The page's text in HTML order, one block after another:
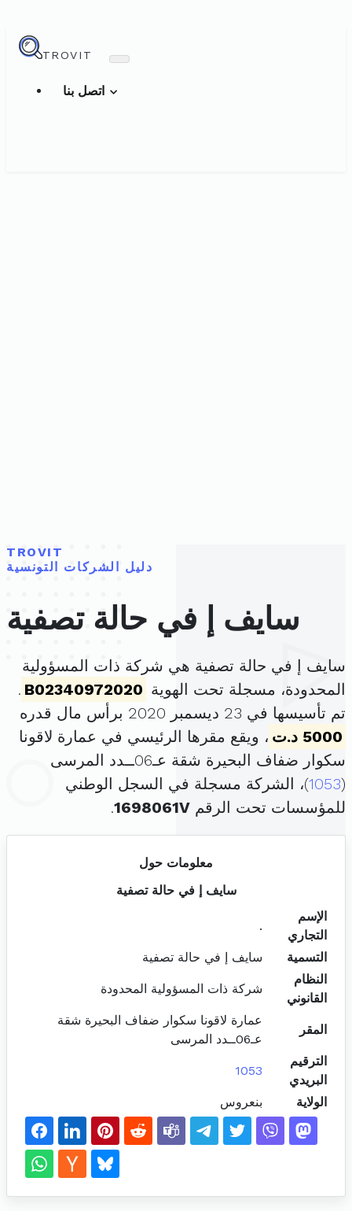
TROVIT
TROVIT
دليل الشركات التونسية
سايف إ في حالة تصفية
سايف إ في حالة تصفية هي شركة ذات المسؤولية
المحدودة، مسجلة تحت الهوية B02340972020
.
تم تأسيسها في 23 ديسمبر 2020 برأس مال قدره
5000 د.ت
، ويقع مقرها الرئيسي في عمارة لاقونا
سكوار ضفاف البحيرة شقة عـ06ــدد المرسى
(
1053)، الشركة مسجلة في السجل الوطني
للمؤسسات تحت الرقم 1698061V
.
معلومات حول
سايف إ في حالة تصفية
الإسم
التجاري
.
التسمية
سايف إ في حالة تصفية
النظام
القانوني
شركة ذات المسؤولية المحدودة
المقر
عمارة لاقونا سكوار ضفاف البحيرة شقة
عـ06ــدد المرسى
الترقيم
البريدي
1053
الولاية بنعروس